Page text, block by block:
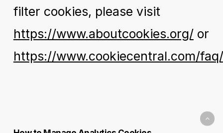
filter cookies, please visit
https://www.aboutcookies.org/or
https://www.cookiecentral.com/faq/